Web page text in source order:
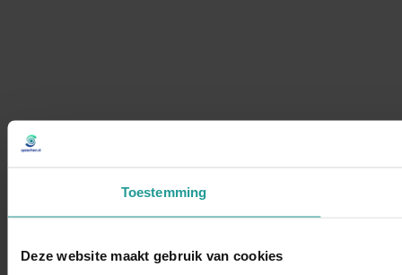
Toestemming
Deze website maakt gebruik van cookies